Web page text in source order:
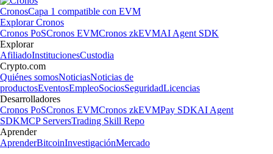
CronosCapa 1 compatible con EVM
Explorar Cronos
Cronos PoSCronos EVMCronos zkEVMAI Agent SDK
Explorar
AfiliadoInstitucionesCustodia
Crypto.com
Quiénes somosNoticiasNoticias de
productosEventosEmpleoSociosSeguridadLicencias
Desarrolladores
Cronos PoSCronos EVMCronos zkEVMPay SDKAI Agent
SDKMCP ServersTrading Skill Repo
Aprender
AprenderBitcoinInvestigaciónMercado